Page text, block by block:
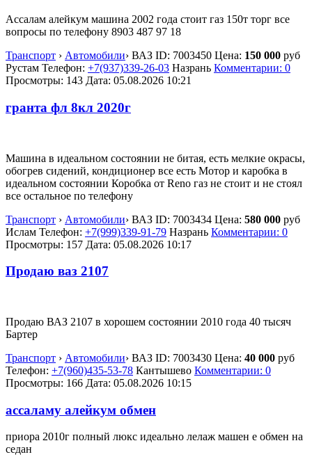
Ассалам алейкум машина 2002 года стоит газ 150т торг все
вопросы по телефону 8903 487 97 18
Транспорт › Автомобили› ВАЗ ID: 7003450 Цена: 150 000 руб
Рустам Телефон: +7(937)339-26-03 Назрань Комментарии: 0
Просмотры: 143 Дата: 05.08.2026 10:21
гранта фл 8кл 2020г
Машина в идеальном состоянии не битая, есть мелкие окрасы,
обогрев сидений, кондиционер все есть Мотор и каробка в
идеальном состоянии Коробка от Reno газ не стоит и не стоял
все остальное по телефону
Транспорт › Автомобили› ВАЗ ID: 7003434 Цена: 580 000 руб
Ислам Телефон: +7(999)339-91-79 Назрань Комментарии: 0
Просмотры: 157 Дата: 05.08.2026 10:17
Продаю ваз 2107
Продаю ВАЗ 2107 в хорошем состоянии 2010 года 40 тысяч
Бартер
Транспорт › Автомобили› ВАЗ ID: 7003430 Цена: 40 000 руб
Телефон: +7(960)435-53-78 Кантышево Комментарии: 0
Просмотры: 166 Дата: 05.08.2026 10:15
ассаламу алейкум обмен
приора 2010г полный люкс идеально лелаж машен е обмен на
седан